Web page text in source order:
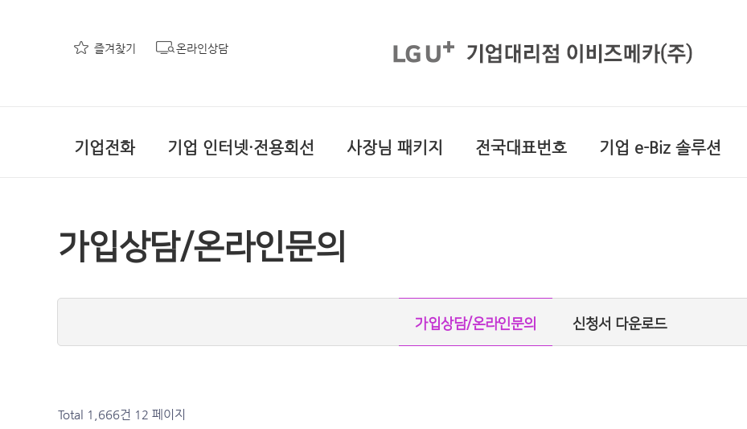
즐겨찾기 온라인상담
기업전화 기업 인터넷·전용회선 사장님 패키지 전국대표번호 기업 e-Biz 솔루션
가입상담/온라인문의
가입상담/온라인문의 신청서 다운로드
Total 1,666건 12 페이지